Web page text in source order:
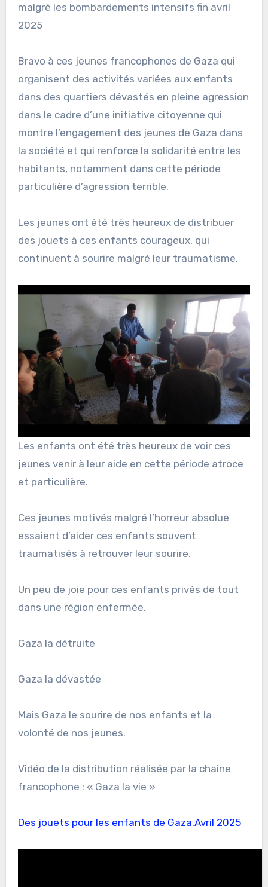
malgré les bombardements intensifs fin avril
2025
Bravo à ces jeunes francophones de Gaza qui
organisent des activités variées aux enfants
dans des quartiers dévastés en pleine agression
dans le cadre d’une initiative citoyenne qui
montre l’engagement des jeunes de Gaza dans
la société et qui renforce la solidarité entre les
habitants, notamment dans cette période
particulière d’agression terrible.
Les jeunes ont été très heureux de distribuer
des jouets à ces enfants courageux, qui
continuent à sourire malgré leur traumatisme.
Les enfants ont été très heureux de voir ces
jeunes venir à leur aide en cette période atroce
et particulière.
Ces jeunes motivés malgré l’horreur absolue
essaient d’aider ces enfants souvent
traumatisés à retrouver leur sourire.
Un peu de joie pour ces enfants privés de tout
dans une région enfermée.
Gaza la détruite
Gaza la dévastée
Mais Gaza le sourire de nos enfants et la
volonté de nos jeunes.
Vidéo de la distribution réalisée par la chaîne
francophone : « Gaza la vie »
Des jouets pour les enfants de Gaza.Avril 2025